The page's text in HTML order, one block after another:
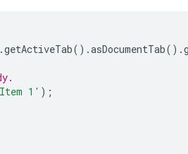
getActiveTab().asDocumentTab().
1' );